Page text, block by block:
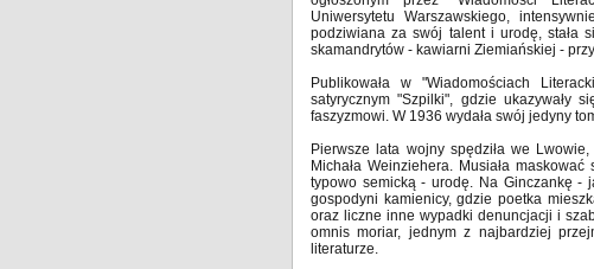
Uniwersytetu Warszawskiego,
podziwiana za swój talent i urodę, stała
skamandrytów - kawiarni Ziemiańskiej -
Publikowała w "Wiadomościach
satyrycznym "Szpilki", gdzie ukazywały
faszyzmowi. W 1936 wydała swój jedyny
Pierwsze lata wojny spędziła we
Michała Weinziehera. Musiała
typowo semicką - urodę. Na Ginczankę -
gospodyni kamienicy, gdzie poetka
oraz liczne inne wypadki denuncjacji i
omnis moriar, jednym z najbardziej
literaturze.